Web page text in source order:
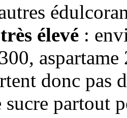
élevé :
donc pas
partout